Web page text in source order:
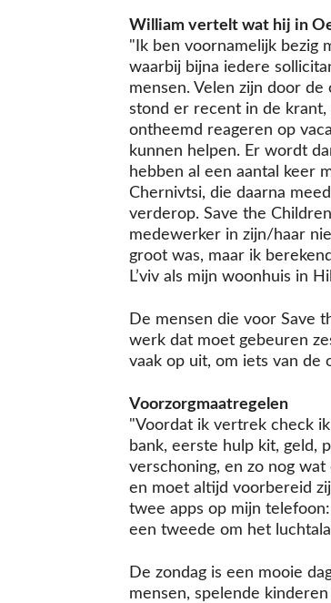
William vertelt wat hij in
"Ik ben voornamelijk bezig
waarbij bijna iedere
mensen. Velen zijn door de
stond er recent in de krant,
ontheemd reageren op
kunnen helpen. Er wordt
hebben al een aantal keer
Chernivtsi, die daarna
verderop. Save the
medewerker in zijn/haar
groot was, maar ik
L’viv als mijn woonhuis in
De mensen die voor Save
werk dat moet gebeuren
vaak op uit, om iets van de
Voorzorgmaatregelen
"Voordat ik vertrek check
bank, eerste hulp kit, geld,
verschoning, en zo nog
en moet altijd voorbereid
twee apps op mijn
een tweede om het
De zondag is een mooie
mensen, spelende